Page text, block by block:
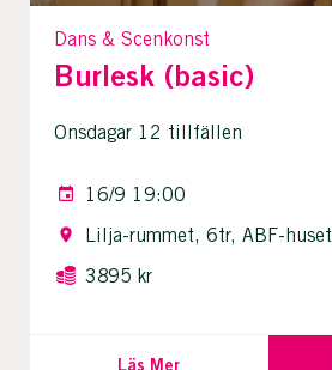
Dans & Scenkonst
Burlesk (basic)
Onsdagar 12 tillfällen
16/9 19:00
Lilja-rummet, 6tr, ABF-huset
3895 kr
Läs Mer